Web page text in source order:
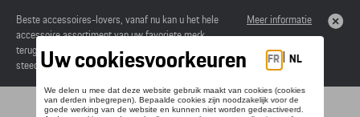
Beste accessoires-lovers, vanaf nu kan u het hele
accessoire assortiment van uw favoriete merk
terugvinden in de online catalogus. Deze kunnen
steeds besteld worden via uw dealer.
Meer informatie